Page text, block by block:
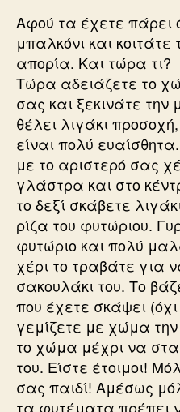
Αφού τα έχετε πάρει
μπαλκόνι και
απορία. Και τώρα τι?
Τώρα αδειάζετε το
σας και ξεκινάτε
θέλει λιγάκι
είναι πολύ
με το αριστερό σας
γλάστρα και στο
το δεξί σκάβετε
ρίζα του φυτώριου.
φυτώριο και πολύ
χέρι το τραβάτε για
σακουλάκι του. Το
που έχετε σκάψει
γεμίζετε με χώμα
το χώμα μέχρι να
του. Είστε έτοιμοι!
σας παιδί! Αμέσως
τα φυτέματα πρέπει